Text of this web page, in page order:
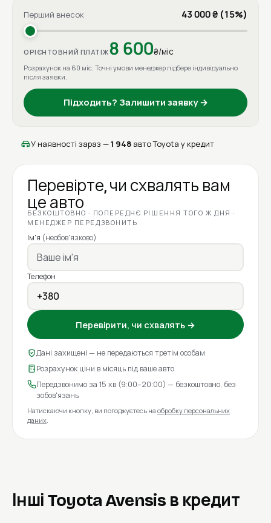
Перший внесок 43 000 ₴ (15%)
ОРІЄНТОВНИЙ ПЛАТІЖ8 600₴/міс
Розрахунок на 60 міс. Точні умови менеджер підбере індивідуально
після заявки.
Підходить? Залишити заявку →
У наявності зараз —1 948 авто Toyota у кредит
Перевірте, чи схвалять вам
це авто
БЕЗКОШТОВНО · ПОПЕРЕДНЄ РІШЕННЯ ТОГО Ж ДНЯ ·
МЕНЕДЖЕР ПЕРЕДЗВОНИТЬ
Ім'я (необов'язково)
Телефон
Перевірити, чи схвалять →
Дані захищені — не передаються третім особам
Розрахунок ціни в місяць під ваше авто
Передзвонимо за 15 хв (9:00–20:00) — безкоштовно, без
зобов'язань
Натискаючи кнопку, ви погоджуєтесь на обробку персональних
даних.
Інші Toyota Avensis в кредит